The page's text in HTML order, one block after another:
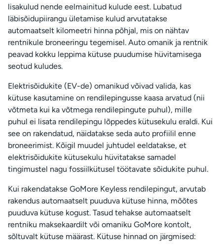
lisakulud nende eelmainitud kulude eest. Lubatud
läbisõidupiirangu ületamise kulud arvutatakse
automaatselt kilomeetri hinna põhjal, mis on nähtav
rentnikule broneeringu tegemisel. Auto omanik ja rentnik
peavad kokku leppima kütuse puudumise hüvitamisega
seotud kuludes.
Elektrisõidukite (EV-de) omanikud võivad valida, kas
kütuse kasutamine on rendilepingusse kaasa arvatud (nii
võtmeta kui ka võtmega rendilepingute puhul), mille
puhul ei lisata rendilepingu lõppedes kütusekulu eraldi. Kui
see on rakendatud, näidatakse seda auto profiilil enne
broneerimist. Kõigil muudel juhtudel eeldatakse, et
elektrisõidukite kütusekulu hüvitatakse samadel
tingimustel nagu fossiilkütusel töötavate sõidukite puhul.
Kui rakendatakse GoMore Keyless rendilepingut, arvutab
rakendus automaatselt puuduva kütuse hinna, mõõtes
puuduva kütuse kogust. Tasud tehakse automaatselt
rentniku maksekaardilt või omaniku GoMore kontolt,
sõltuvalt kütuse määrast. Kütuse hinnad on järgmised: